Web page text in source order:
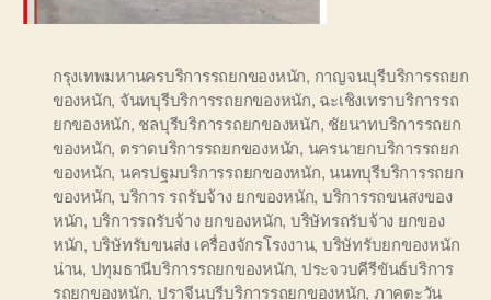
กรุงเทพมหานครบริการรถยกของหนัก, กาญจนบุรีบริการรถยก
ของหนัก, จันทบุรีบริการรถยกของหนัก, ฉะเชิงเทราบริการรถ
ยกของหนัก, ชลบุรีบริการรถยกของหนัก, ชัยนาทบริการรถยก
ของหนัก, ตราดบริการรถยกของหนัก, นครนายกบริการรถยก
ของหนัก, นครปฐมบริการรถยกของหนัก, นนทบุรีบริการรถยก
ของหนัก, บริการ รถรับจ้าง ยกของหนัก, บริการรถขนสงของ
หนัก, บริการรถรับจ้าง ยกของหนัก, บริษัทรถรับจ้าง ยกของ
หนัก, บริษัทรับขนส่ง เครื่องจักรโรงงาน, บริษัทรับยกของหนัก
น่าน, ปทุมธานีบริการรถยกของหนัก, ประจวบคีรีขันธ์บริการ
รถยกของหนัก, ปราจีนบุรีบริการรถยกของหนัก, ภาคตะวัน